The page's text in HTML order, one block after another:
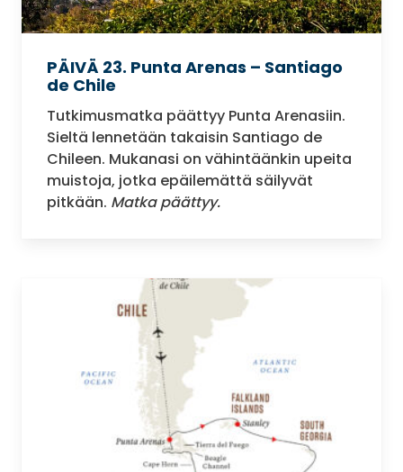
PÄIVÄ 23. Punta Arenas – Santiago
de Chile
Tutkimusmatka päättyy Punta Arenasiin.
Sieltä lennetään takaisin Santiago de
Chileen. Mukanasi on vähintäänkin upeita
muistoja, jotka epäilemättä säilyvät
pitkään. Matka päättyy.